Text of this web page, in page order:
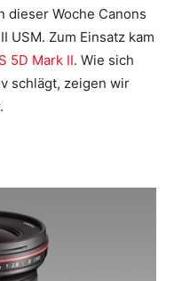
dieser Woche Canons
USM. Zum Einsatz kam
5D Mark II. Wie sich
schlägt, zeigen wir